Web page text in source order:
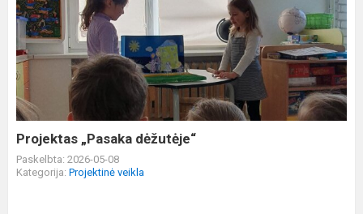
„Pasaka
dėžutėje“
Projektas „Pasaka dėžutėje“
Paskelbta: 2026-05-08
Kategorija: Projektinė veikla